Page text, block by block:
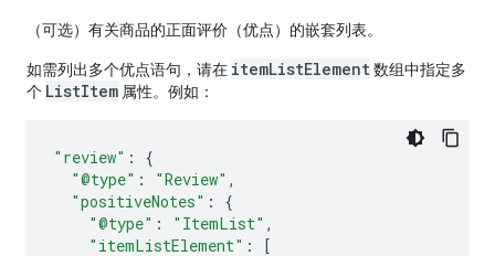
（可选）有关商品的正面评价（优点）的嵌套列表。
如需列出多个优点语句，请在 itemListElement数组中指定多
个 ListItem 属性。例如：
"review" :
{
"@type" : "Review" ,
"positiveNotes" :
{
"@type" : "ItemList" ,
"itemListElement" :
[